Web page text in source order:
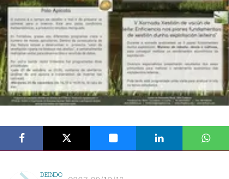
DEINDO